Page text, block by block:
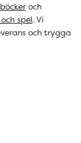
och
spel. Vi
och trygga